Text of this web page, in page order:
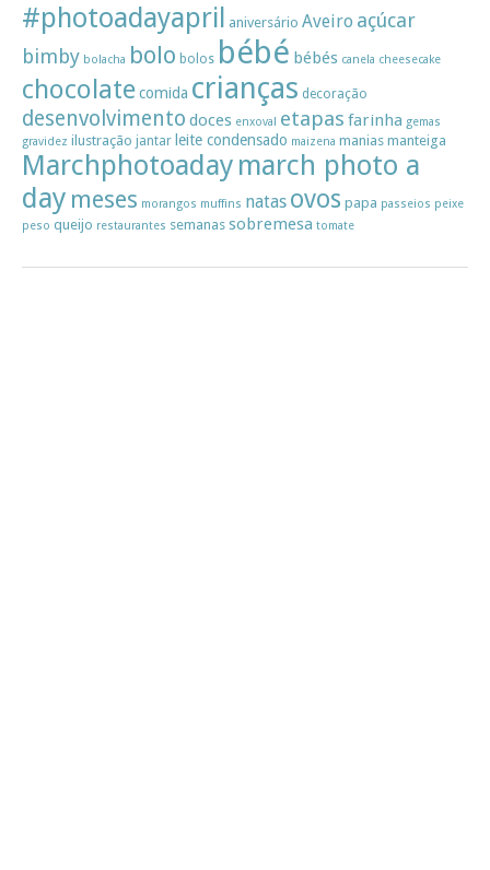
#photoadayapril aniversário Aveiro açúcar
bimby bolacha bolo bolos bébé bébés canela cheesecake
chocolatecomida crianças decoração
desenvolvimento doces enxoval etapas farinha gemas
gravidez ilustração jantar leite condensado maizena manias manteiga
Marchphotoaday march photo a
day meses morangos muffins natas ovos papa passeios peixe
peso queijo restaurantes semanas sobremesa tomate